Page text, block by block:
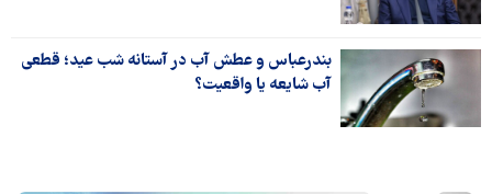
بندرعباس و عطش آب در آستانه شب عید؛ قطعی
آب شایعه یا واقعیت؟